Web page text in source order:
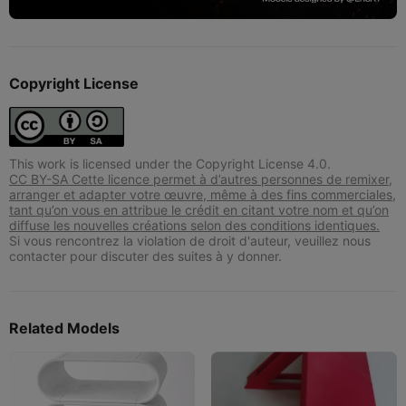
Copyright License
This work is licensed under the Copyright License 4.0.
CC BY-SA Cette licence permet à d’autres personnes de remixer,
arranger et adapter votre œuvre, même à des fins commerciales,
tant qu’on vous en attribue le crédit en citant votre nom et qu’on
diffuse les nouvelles créations selon des conditions identiques.
Si vous rencontrez la violation de droit d'auteur, veuillez nous
contacter pour discuter des suites à y donner.
Related Models